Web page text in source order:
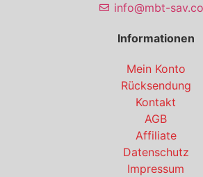
info@mbt-
Informationen
Mein Konto
Rücksendung
Kontakt
AGB
Affiliate
Datenschutz
Impressum